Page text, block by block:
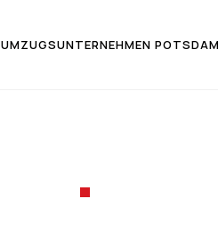
UMZUGSUNTERNEHMEN POTSDAM